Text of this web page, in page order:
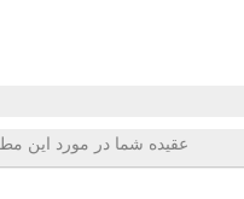
عقیده شما در مورد این